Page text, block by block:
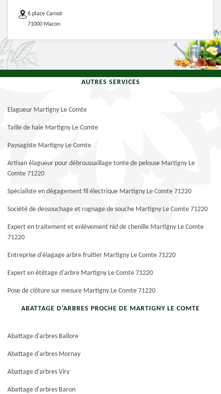
6 place Carnot
71000 Macon
AUTRES SERVICES
Elagueur Martigny Le Comte
Taille de haie Martigny Le Comte
Paysagiste Martigny Le Comte
Artisan élagueur pour débroussaillage tonte de pelouse Martigny Le
Comte 71220
Spécialiste en dégagement fil électrique Martigny Le Comte 71220
Société de dessouchage et rognage de souche Martigny Le Comte 71220
Expert en traitement et enlèvement nid de chenille Martigny Le Comte
71220
Entreprise d'élagage arbre fruitier Martigny Le Comte 71220
Expert en étêtage d'arbre Martigny Le Comte 71220
Pose de clôture sur mesure Martigny Le Comte 71220
ABATTAGE D'ARBRES PROCHE DE MARTIGNY LE COMTE
Abattage d'arbres Ballore
Abattage d'arbres Mornay
Abattage d'arbres Viry
Abattage d'arbres Baron